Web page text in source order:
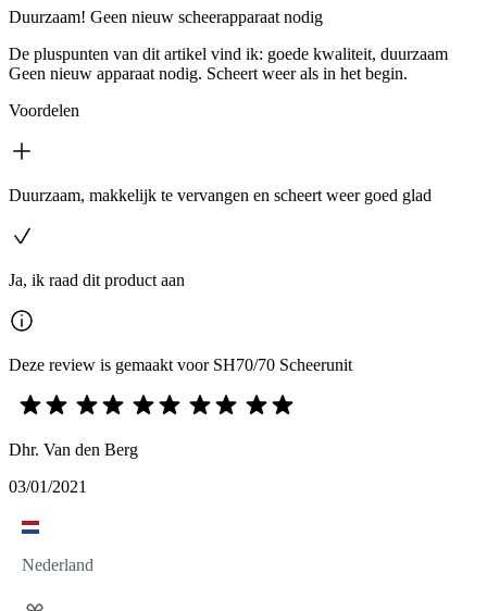
Duurzaam! Geen nieuw scheerapparaat nodig
De pluspunten van dit artikel vind ik: goede kwaliteit, duurzaam
Geen nieuw apparaat nodig. Scheert weer als in het begin.
Voordelen
Duurzaam, makkelijk te vervangen en scheert weer goed glad
Ja, ik raad dit product aan
Deze review is gemaakt voor SH70/70 Scheerunit
Dhr. Van den Berg
03/01/2021
Nederland